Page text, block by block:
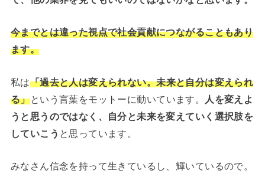
今までとは違った視点で社会貢献につながることもあり
ます。
私は「過去と人は変えられない。未来と自分は変えられ
る」という言葉をモットーに動いています。
人を変えよ
うと思うのではなく、自分と未来を変えていく選択肢を
していこう と思っています。
みなさん信念を持って生きているし、輝いているので。